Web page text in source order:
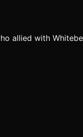
allied with